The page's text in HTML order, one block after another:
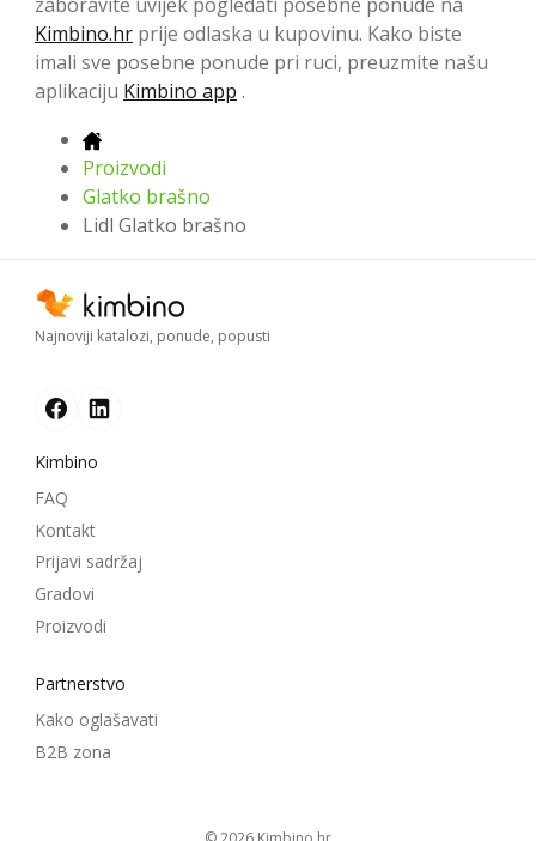
Kimbino.hr prije odlaska u kupovinu. Kako biste
imali sve posebne ponude pri ruci, preuzmite našu
aplikaciju Kimbino app .
Proizvodi
Glatko brašno
Lidl Glatko brašno
Najnoviji katalozi, ponude, popusti
Kimbino
FAQ
Kontakt
Prijavi sadržaj
Gradovi
Proizvodi
Partnerstvo
Kako oglašavati
B2B zona